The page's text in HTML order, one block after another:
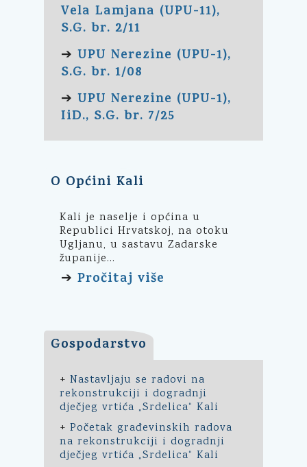
Vela Lamjana (UPU-11),
S.G. br. 2/11
➔ UPU Nerezine (UPU-1),
S.G. br. 1/08
➔ UPU Nerezine (UPU-1),
IiD., S.G. br. 7/25
O Općini Kali
Kali je naselje i općina u
Republici Hrvatskoj, na otoku
Ugljanu, u sastavu Zadarske
županije...
➔ Pročitaj više
Gospodarstvo
+ Nastavljaju se radovi na
rekonstrukciji i dogradnji
dječjeg vrtića „Srdelica“ Kali
+ Početak građevinskih radova
na rekonstrukciji i dogradnji
dječjeg vrtića „Srdelica“ Kali